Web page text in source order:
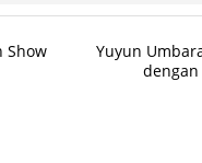
Show
Yuyun
dengan